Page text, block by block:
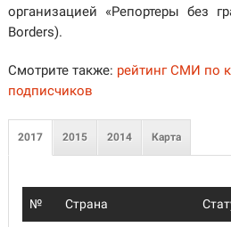
организацией «Репортеры без
Borders).
Смотрите также: рейтинг СМИ по
подписчиков
2017 2015 2014 Карта
№ Страна